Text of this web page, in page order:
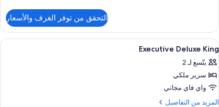
Superior
Deluxe
King
التحقق من توفر الغرف والأسعار
استعراض
جميع
صور
Executive
Deluxe
King
أغطية فراش متميزة وأسرّة بطبقة علوية
8
Executive Deluxe King
يتّسع لـ 2
سرير ملكي
واي فاي مجاني
المزيد من التفاصيل
المزيد